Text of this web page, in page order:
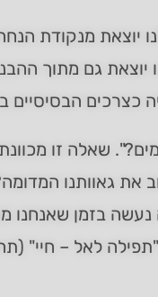
יוצאת מנקודת
יוצאת גם מתוך
כצרכים הבסיסיים
שאלה זו מכוונת
את גאוותנו
בזמן שאנחנו
לאל – חיי"